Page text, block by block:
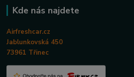
Kde nás najdete
Airfreshcar.cz
Jablunkovská 450
73961 Třinec